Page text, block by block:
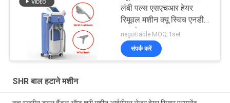
लंबी पल्स एसएचआर हेयर
रिमूवल मशीन क्यू स्विच एनडी
याग लेजर
negotiable MOQ:1set
संपर्क करें
SHR बाल हटाने मशीन